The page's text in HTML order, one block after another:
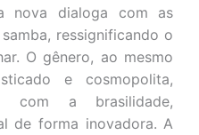
nova dialoga com as
ressignificando o
O gênero, ao mesmo
e cosmopolita,
com a brasilidade,
de forma inovadora. A